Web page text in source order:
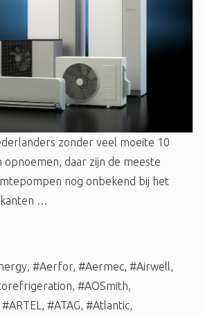
zonder veel moeite 10
opnoemen, daar zijn de meeste
nog onbekend bij het
…
, #Aerfor, #Aermec, #Airwell,
, #AOSmith,
#ARTEL , #ATAG, #Atlantic,